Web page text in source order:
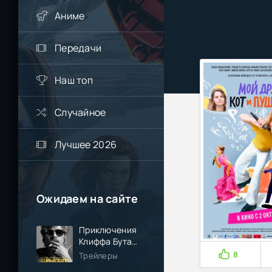
Аниме
Передачи
Наш топ
Случайное
Лучшее 2026
Ожидаем на сайте
Приключения
Клиффа Бута
(2026)
Трейлеры
8